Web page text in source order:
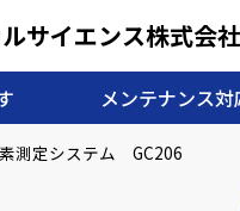
サイエンス株式会社
メンテナンス対
測定システム GC206